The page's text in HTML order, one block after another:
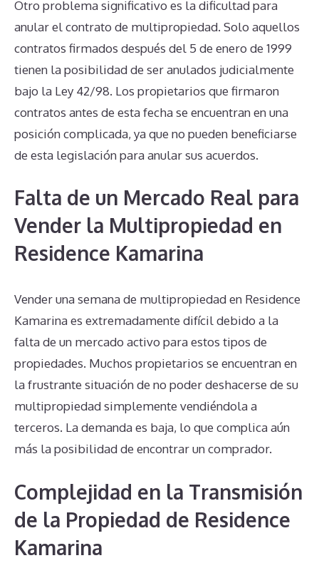
Otro problema significativo es la dificultad para
anular el contrato de multipropiedad. Solo aquellos
contratos firmados después del 5 de enero de 1999
tienen la posibilidad de ser anulados judicialmente
bajo la Ley 42/98. Los propietarios que firmaron
contratos antes de esta fecha se encuentran en una
posición complicada, ya que no pueden beneficiarse
de esta legislación para anular sus acuerdos.
Falta de un Mercado Real para
Vender la Multipropiedad en
Residence Kamarina
Vender una semana de multipropiedad en Residence
Kamarina es extremadamente difícil debido a la
falta de un mercado activo para estos tipos de
propiedades. Muchos propietarios se encuentran en
la frustrante situación de no poder deshacerse de su
multipropiedad simplemente vendiéndola a
terceros. La demanda es baja, lo que complica aún
más la posibilidad de encontrar un comprador.
Complejidad en la Transmisión
de la Propiedad de Residence
Kamarina